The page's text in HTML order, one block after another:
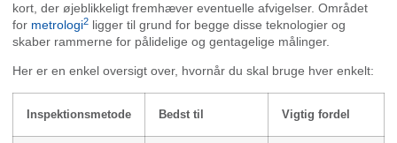
kort, der øjeblikkeligt fremhæver eventuelle afvigelser. Området
for metrologi2 ligger til grund for begge disse teknologier og
skaber rammerne for pålidelige og gentagelige målinger.
Her er en enkel oversigt over, hvornår du skal bruge hver enkelt:
Inspektionsmetode Bedst til Vigtig fordel